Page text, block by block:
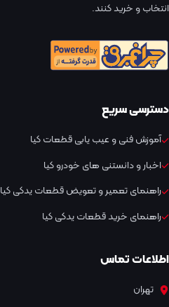
انتخاب و خرید کنند.
دسترسی سریع
آموزش فنی و عیب یابی قطعات کیا
اخبار و دانستنی های خودرو کیا
راهنمای تعمیر و تعویض قطعات یدکی کیا
راهنمای خرید قطعات یدکی کیا
اطلاعات تماس
تهران